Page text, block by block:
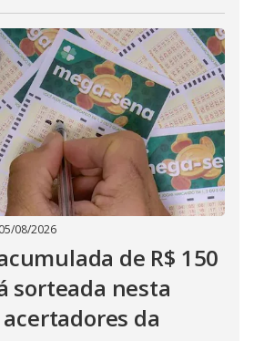
05/08/2026
de R$ 150
sorteada nesta
da